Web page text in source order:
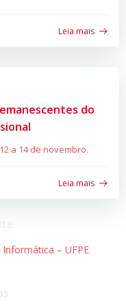
Leia mais
do
a 14 de novembro.
Leia mais
– UFPE